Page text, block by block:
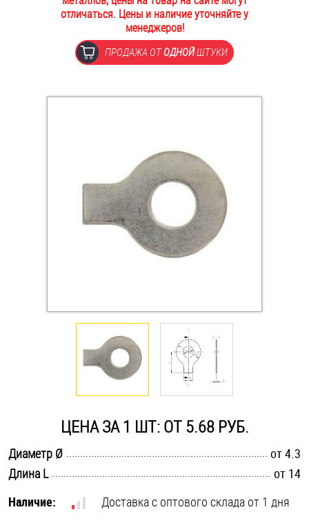
ОПЛАТА И ДОСТАВКА
НАШИ МАГАЗИНЫ
Дюбели
Заклепки (Гайки-Заклепки)
Инструмент
Крюки, кольца с метрической резьбой
Оснастка и аксессуары для яхт
Саморезы и шурупы
Стопорные кольца
Такелаж
отличаться. Цены и наличие уточняйте у
менеджеров!
ПРОДАЖА ОТОДНОЙШТУКИ
ЦЕНА ЗА 1 ШТ: ОТ 5.68 РУБ.
Диаметр Ø
от 4.3
Длина L
от 14
Наличие:
Доставка с оптового склада от 1 дня